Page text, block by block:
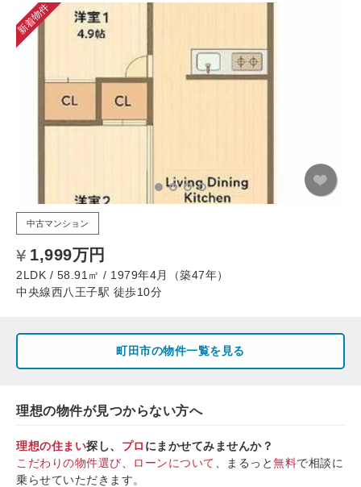
新着物件
中古マンション
1,999万円
2LDK / 58.91㎡ / 1979年4月（築47年）
中央線西八王子駅 徒歩10分
町田市の物件一覧を見る
理想の物件が見つからない方へ
理想の住まい探し、 プロ にまかせてみませんか？
こだわりの物件選び
ローンについて 、まるっと無料で相談に
乗らせていただきます。